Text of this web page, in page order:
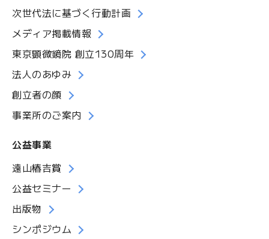
次世代法に基づく行動計画
メディア掲載情報
東京顕微鏡院 創立130周年
法人のあゆみ
創立者の顔
事業所のご案内
公益事業
遠山椿吉賞
公益セミナー
出版物
シンポジウム